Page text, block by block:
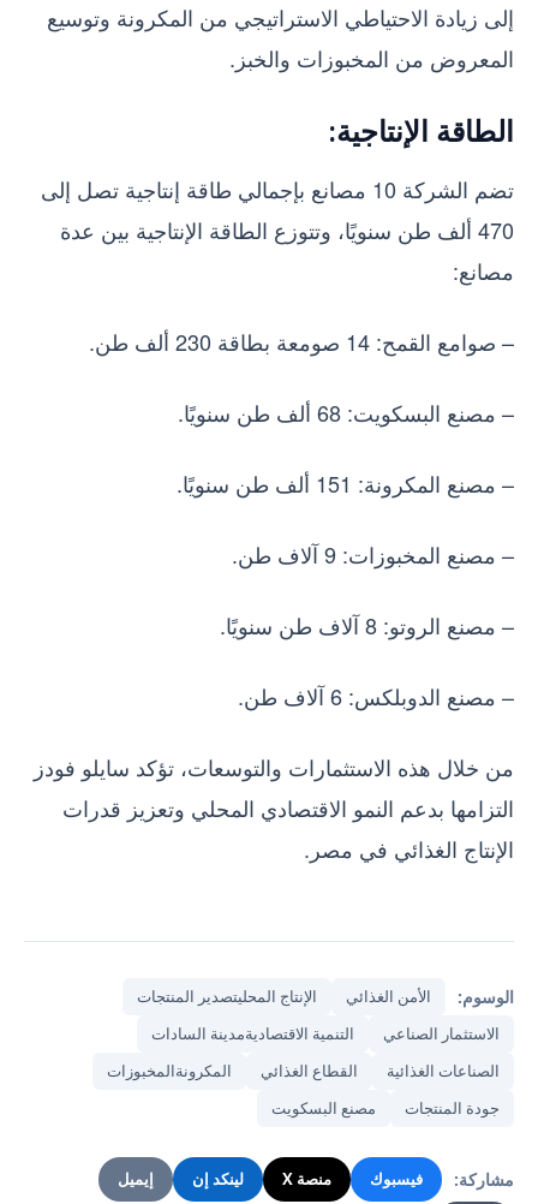
إلى زيادة الاحتياطي الاستراتيجي من المكرونة وتوسيع
المعروض من المخبوزات والخبز.
الطاقة الإنتاجية:
تضم الشركة 10 مصانع بإجمالي طاقة إنتاجية تصل إلى
470 ألف طن سنويًا، وتتوزع الطاقة الإنتاجية بين عدة
مصانع:
– صوامع القمح: 14 صومعة بطاقة 230 ألف طن.
– مصنع البسكويت: 68 ألف طن سنويًا.
– مصنع المكرونة: 151 ألف طن سنويًا.
– مصنع المخبوزات: 9 آلاف طن.
– مصنع الروتو: 8 آلاف طن سنويًا.
– مصنع الدوبلكس: 6 آلاف طن.
من خلال هذه الاستثمارات والتوسعات، تؤكد سايلو فودز
التزامها بدعم النمو الاقتصادي المحلي وتعزيز قدرات
الإنتاج الغذائي في مصر.
الوسوم: الأمن الغذائي
الإنتاج المحليتصدير المنتجات
الاستثمار الصناعي
التنمية الاقتصاديةمدينة السادات
الصناعات الغذائية
القطاع الغذائي
المكرونةالمخبوزات
جودة المنتجات
مصنع البسكويت
مشاركة: فيسبوك منصة X لينكد إن إيميل